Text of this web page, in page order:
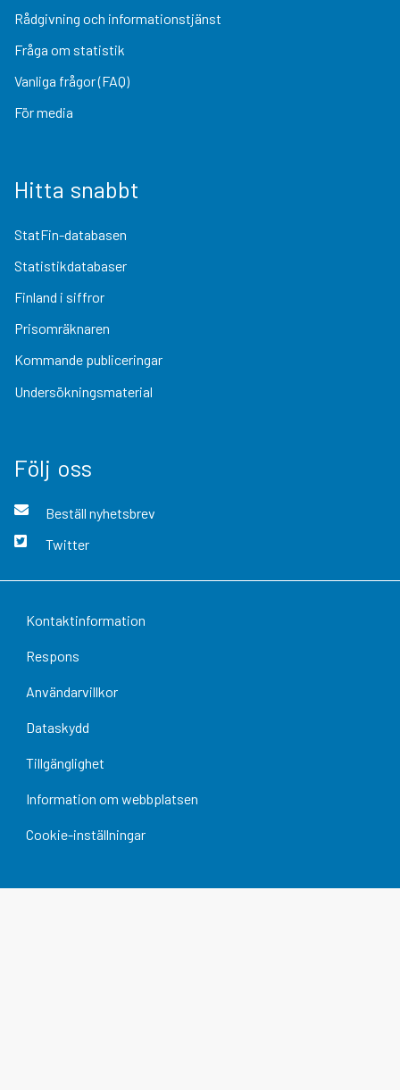
Rådgivning och informationstjänst
Fråga om statistik
Vanliga frågor (FAQ)
För media
Hitta snabbt
StatFin-databasen
Statistikdatabaser
Finland i siffror
Prisomräknaren
Kommande publiceringar
Undersökningsmaterial
Följ oss
Beställ nyhetsbrev
Twitter
Kontaktinformation
Respons
Användarvillkor
Dataskydd
Tillgänglighet
Information om webbplatsen
Cookie-inställningar